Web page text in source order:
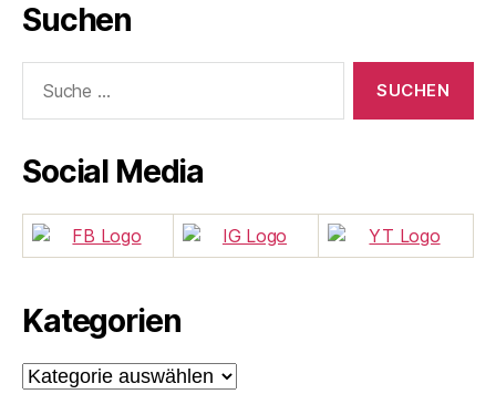
Suchen
nach:
Social Media
Kategorien
Kategorien